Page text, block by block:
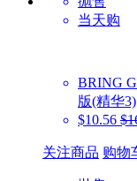
当天购
BRING
版(精华3)
$10.56
关注商品 购物